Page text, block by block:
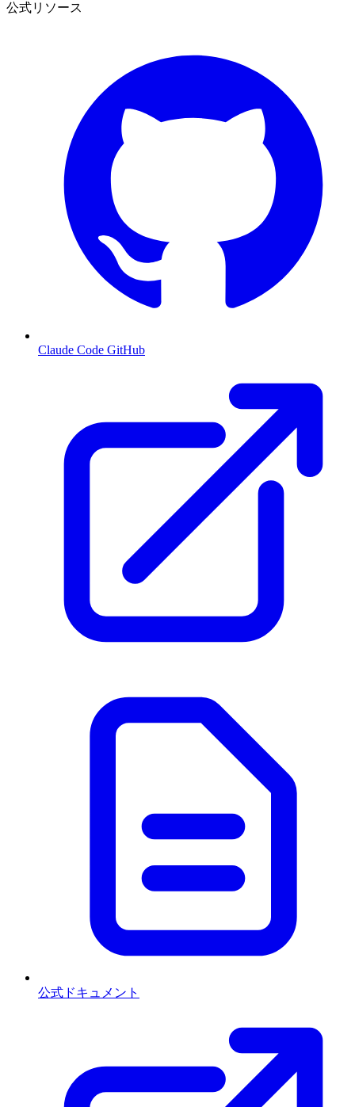
公式リソース
Claude Code GitHub
公式ドキュメント